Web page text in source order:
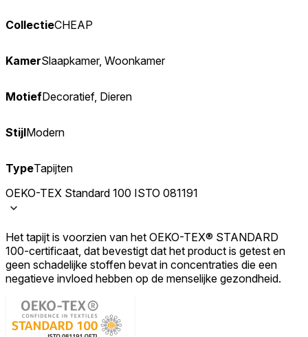
CollectieCHEAP
KamerSlaapkamer, Woonkamer
MotiefDecoratief, Dieren
StijlModern
TypeTapijten
OEKO-TEX Standard 100 ISTO 081191
Het tapijt is voorzien van het OEKO-TEX® STANDARD
100-certificaat, dat bevestigt dat het product is getest en
geen schadelijke stoffen bevat in concentraties die een
negatieve invloed hebben op de menselijke gezondheid.